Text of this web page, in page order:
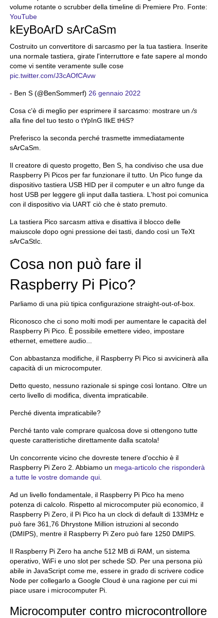
volume rotante o scrubber della timeline di Premiere Pro. Fonte:
YouTube
kEyBoArD sArCaSm
Costruito un convertitore di sarcasmo per la tua tastiera. Inserite
una normale tastiera, girate l'interruttore e fate sapere al mondo
come vi sentite veramente sulle cose
pic.twitter.com/J3cAOfCAvw
- Ben S (@BenSommerf) 26 gennaio 2022
Cosa c'è di meglio per esprimere il sarcasmo: mostrare un/s
alla fine del tuo testo o tYpInG lIkE tHiS?
Preferisco la seconda perché trasmette immediatamente
sArCaSm.
Il creatore di questo progetto, Ben S, ha condiviso che usa due
Raspberry Pi Picos per far funzionare il tutto. Un Pico funge da
dispositivo tastiera USB HID per il computer e un altro funge da
host USB per leggere gli input dalla tastiera. L'host poi comunica
con il dispositivo via UART ciò che è stato premuto.
La tastiera Pico sarcasm attiva e disattiva il blocco delle
maiuscole dopo ogni pressione dei tasti, dando così un TeXt
sArCaStIc.
Cosa non può fare il
Raspberry Pi Pico?
Parliamo di una più tipica configurazione straight-out-of-box.
Riconosco che ci sono molti modi per aumentare le capacità del
Raspberry Pi Pico. È possibile emettere video, impostare
ethernet, emettere audio...
Con abbastanza modifiche, il Raspberry Pi Pico si avvicinerà alla
capacità di un microcomputer.
Detto questo, nessuno razionale si spinge così lontano. Oltre un
certo livello di modifica, diventa impraticabile.
Perché diventa impraticabile?
Perché tanto vale comprare qualcosa dove si ottengono tutte
queste caratteristiche direttamente dalla scatola!
Un concorrente vicino che dovreste tenere d'occhio è il
Raspberry Pi Zero 2. Abbiamo un mega-articolo che risponderà
a tutte le vostre domande qui
Ad un livello fondamentale, il Raspberry Pi Pico ha meno
potenza di calcolo. Rispetto al microcomputer più economico, il
Raspberry Pi Zero, il Pi Pico ha un clock di default di 133MHz e
può fare 361,76 Dhrystone Million istruzioni al secondo
(DMIPS), mentre il Raspberry Pi Zero può fare 1250 DMIPS.
Il Raspberry Pi Zero ha anche 512 MB di RAM, un sistema
operativo, WiFi e uno slot per schede SD. Per una persona più
abile in JavaScript come me, essere in grado di scrivere codice
Node per collegarlo a Google Cloud è una ragione per cui mi
piace usare i microcomputer Pi.
Microcomputer contro microcontrollore